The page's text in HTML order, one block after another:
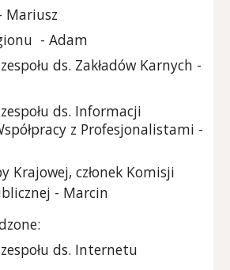
Mariusz
- Adam
ds. Zakładów Karnych -
ds. Informacji
z Profesjonalistami -
Krajowej, członek Komisji
- Marcin
ds. Internetu